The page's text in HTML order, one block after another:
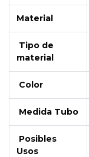
Material
Tipo de
material
Color
Medida Tubo
Posibles
Usos